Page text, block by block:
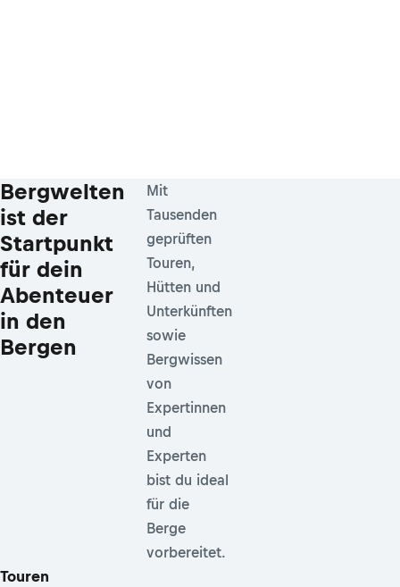
Bergwelten
ist der
Startpunkt
für dein
Abenteuer
in den
Bergen
Mit
Tausenden
geprüften
Touren,
Hütten und
Unterkünften
sowie
Bergwissen
von
Expertinnen
und
Experten
bist du ideal
für die
Berge
vorbereitet.
Touren